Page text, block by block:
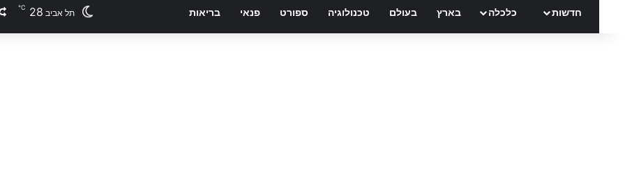
חדשות כלכלה בארץ בעולם טכנולוגיה ספורט פנאי בריאות תל אביב 28
℃